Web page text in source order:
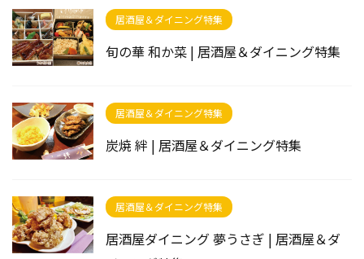
居酒屋＆ダイニング特集
旬の華 和か菜 | 居酒屋＆ダイニング特集
居酒屋＆ダイニング特集
炭焼 絆 | 居酒屋＆ダイニング特集
居酒屋＆ダイニング特集
居酒屋ダイニング 夢うさぎ | 居酒屋＆ダ